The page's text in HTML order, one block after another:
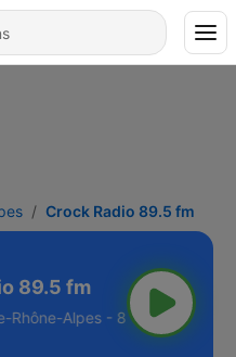
Crock Radio 89.5 fm
89.5 fm